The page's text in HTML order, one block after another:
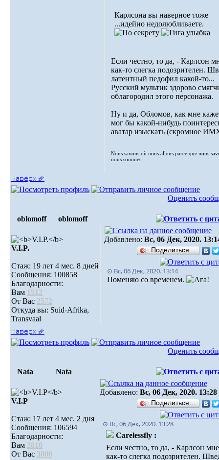
Карлсона вы наверное тоже
...идейно недолюбливаете.
Если честно, то да, - Карлсон
как-то слегка подозрителен.
латентный пeдофил какой-то...
Русский мультик здорово
облагородил этого персонажа.
Ну и да, Обломов, как мне
мог бы какой-нибудь
аватар изыскать (скромное
Nous savons où nous allons parce que nous
nous sommes.
Наверх ⮵
Оценить
oblomoff oblomoff
V.I.P.
Стаж: 19 лет 4 мес. 8 дней
Сообщения: 100858
Благодарности:
Вам 1512
От Вас 2572
Откуда вы: Suid-Afrika,
Transvaal
Добавлено: Вс, 06 Дек, 2020.
Поделиться…
⊙ Вс, 06 Дек, 2020. 13:14
Поменяю со временем.
Наверх ⮵
Оценить
Nata Nata
V.I.Р
Стаж: 17 лет 4 мес. 2 дня
Сообщения: 106594
Благодарности:
Вам 2818
От Вас 3800
Добавлено: Вс, 06 Дек, 2020. 13:28
Поделиться…
⊙ Вс, 06 Дек, 2020. 13:28
Carelessfly :
Если честно, то да, - Карлсон
как-то слегка подозрителен.